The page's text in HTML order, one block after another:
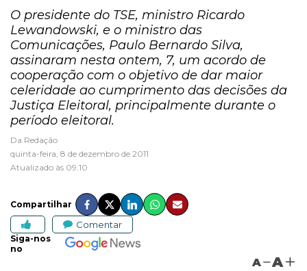
O presidente do TSE, ministro Ricardo
Lewandowski, e o ministro das
Comunicações, Paulo Bernardo Silva,
assinaram nesta ontem, 7, um acordo de
cooperação com o objetivo de dar maior
celeridade ao cumprimento das decisões da
Justiça Eleitoral, principalmente durante o
período eleitoral.
Da Redação
quinta-feira, 8 de dezembro de 2011
Atualizado às 09:10
Compartilhar
Comentar
Siga-nos
no
A A